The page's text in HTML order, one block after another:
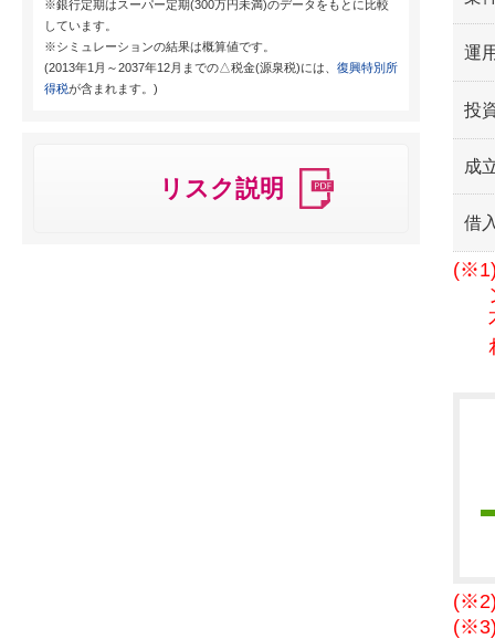
※銀行定期はスーパー定期(300万円未満)のデータをもとに比較
しています。
※シミュレーションの結果は概算値です。
(2013年1月～2037年12月までの△税金(源泉税)には、 復興特別所
得税が含まれます。)
リスク説明
運
投
成
借
(※1)
(※2)
(※3)